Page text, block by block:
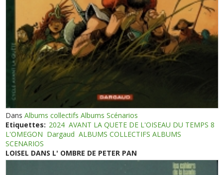
DansAlbums collectifs Albums Scénarios
Etiquettes: 2024 AVANT LA QUETE DE L'OISEAU DU TEMPS 8
L'OMEGON Dargaud ALBUMS COLLECTIFS ALBUMS
SCENARIOS
LOISEL DANS L' OMBRE DE PETER PAN